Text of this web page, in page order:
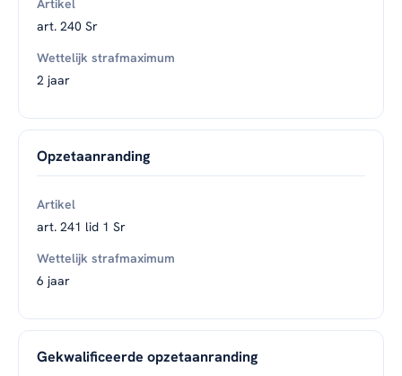
art. 240 Sr
2 jaar
Opzetaanranding
art. 241 lid 1 Sr
6 jaar
Gekwalificeerde opzetaanranding